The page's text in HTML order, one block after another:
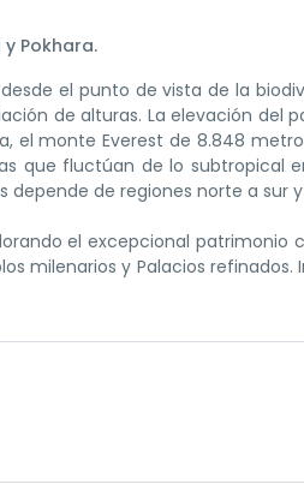
Pokhara.
el punto de vista de la
de alturas. La elevación del
el monte Everest de 8.848
que fluctúan de lo subtropical
de regiones norte a sur
el excepcional patrimonio
milenarios y Palacios refinados.